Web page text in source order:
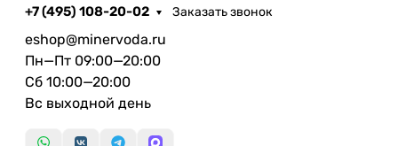
+7 (495) 108-20-02 Заказать звонок
eshop@minervoda.ru
Пн—Пт 09:00—20:00
Сб 10:00—20:00
Вс выходной день